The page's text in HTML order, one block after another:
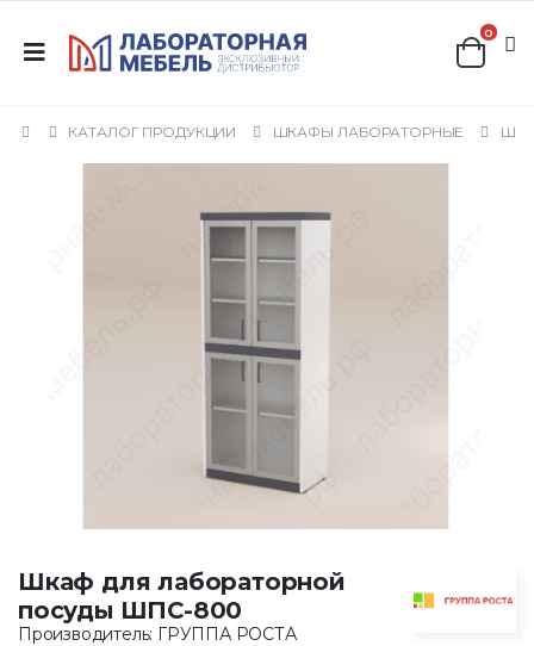
0
КАТАЛОГ ПРОДУКЦИИ ШКАФЫ ЛАБОРАТОРНЫЕ
Шкаф для лабораторной
посуды ШПС-800
Производитель: ГРУППА РОСТА